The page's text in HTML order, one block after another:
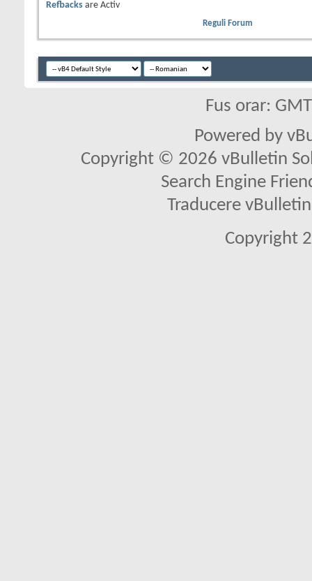
Refbacks are Activ
Reguli Forum
Fus orar:
Powered by
Copyright © 2026 vBulletin
Search Engine
Traducere
Copyright